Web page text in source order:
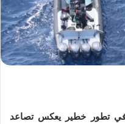
في تطور خطير يعكس تصاعد